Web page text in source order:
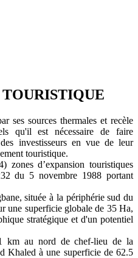
ses sources thermales et recèle
qu'il est nécessaire de faire
investisseurs en vue de leur
touristique.
zones d’expansion touristiques
du 5 novembre 1988 portant
située à la périphérie sud du
une superficie globale de 35 Ha,
stratégique et d'un potentiel
km au nord de chef-lieu de la
Khaled à une superficie de 62.5